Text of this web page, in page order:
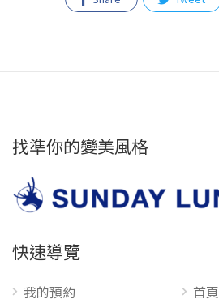
找準你的變美風格
快速導覽
我的預約 首頁